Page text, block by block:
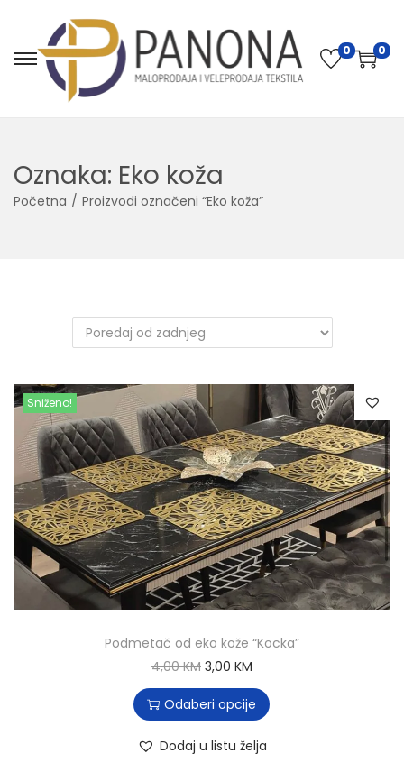
0 0
Oznaka: Eko koža
Početna / Proizvodi označeni “Eko koža”
Sniženo!
Podmetač od eko kože “Kocka”
4,00KM 3,00 KM
Odaberi opcije
Dodaj u listu želja